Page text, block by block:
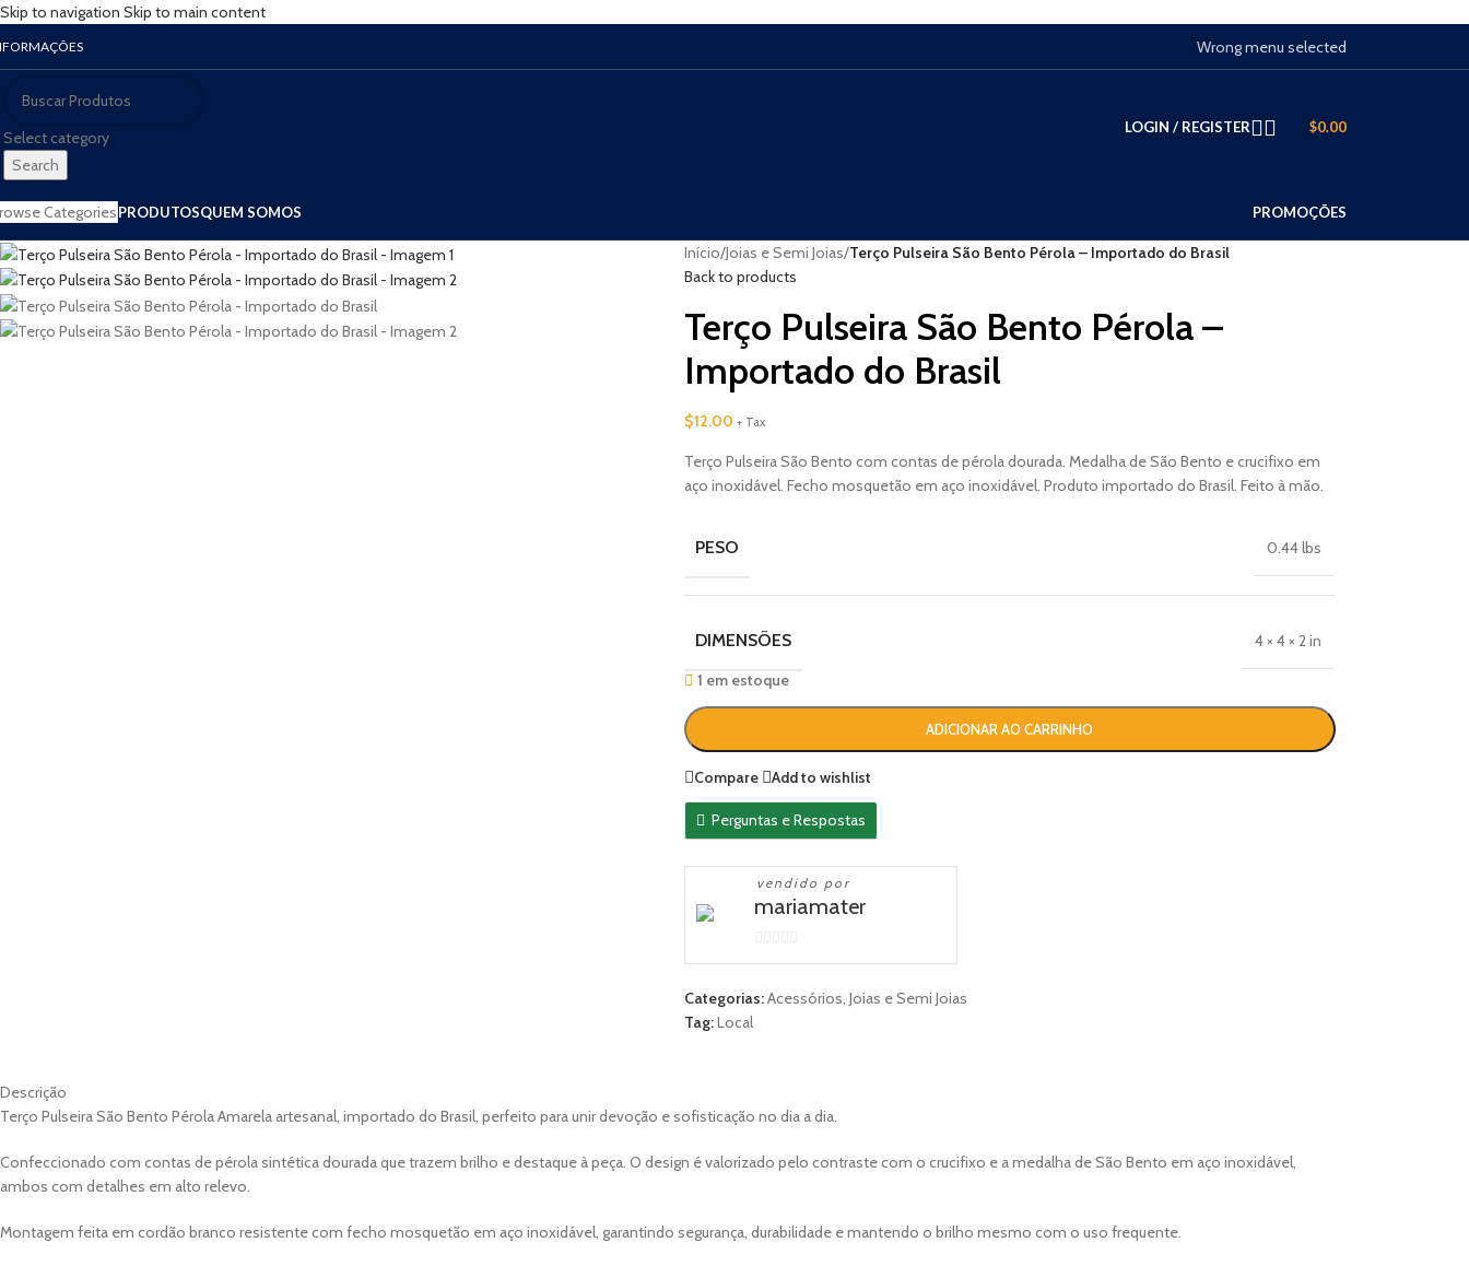
Skip to navigation Skip to main content
Wrong menu selected
Select category
Search
LOGIN / REGISTER $0.00
CategoriesPRODUTOSQUEM SOMOS PROMOÇÕES
Início/Joias e Semi Joias/Terço Pulseira São Bento Pérola – Importado do Brasil
Back to products
Terço Pulseira São Bento Pérola –
Importado do Brasil
$12.00 + Tax
Terço Pulseira São Bento com contas de pérola dourada. Medalha de São Bento e crucifixo em
aço inoxidável. Fecho mosquetão em aço inoxidável. Produto importado do Brasil. Feito à mão.
PESO 0.44 lbs
DIMENSÕES
4 × 4 × 2 in
1 em estoque
ADICIONAR AO CARRINHO
Compare Add to wishlist
Perguntas e Respostas
vendido por
mariamater
0
of
Categorias:Acessórios, Joias e Semi Joias
Tag:Local
Descrição
Terço Pulseira São Bento Pérola Amarela artesanal, importado do Brasil, perfeito para unir devoção e sofisticação no dia a dia.
Confeccionado com contas de pérola sintética dourada que trazem brilho e destaque à peça. O design é valorizado pelo contraste com o crucifixo e a medalha de São Bento em aço inoxidável,
ambos com detalhes em alto relevo.
Montagem feita em cordão branco resistente com fecho mosquetão em aço inoxidável, garantindo segurança, durabilidade e mantendo o brilho mesmo com o uso frequente.